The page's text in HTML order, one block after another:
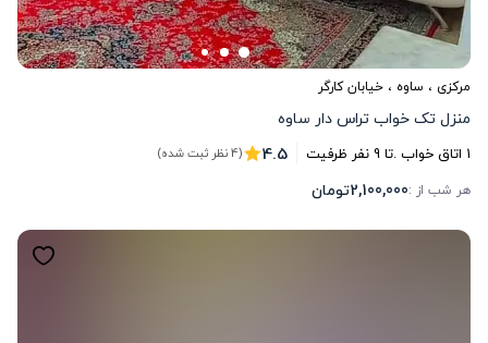
مرکزی ، ساوه ، خیابان کارگر
منزل تک خواب تراس دار ساوه
1 اتاق خواب .تا9نفر ظرفیت 4.5 (4 نظر ثبت شده)
هر شب از :2,100,000تومان